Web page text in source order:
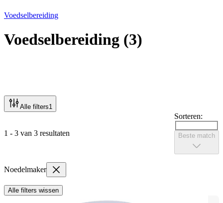
Voedselbereiding
Voedselbereiding (3)
Alle filters1
1 - 3 van 3 resultaten
Sorteren:
Beste match
Noedelmaker
Alle filters wissen